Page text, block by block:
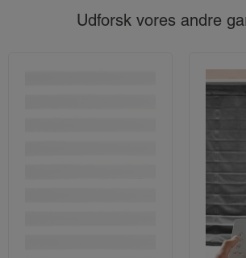
Udforsk vores andre